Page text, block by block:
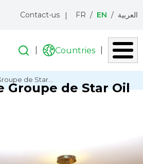
Menu
Contact-us FR EN العربية
Liste
des
pays
Countries
Search
de Star...
Groupe de Star Oil